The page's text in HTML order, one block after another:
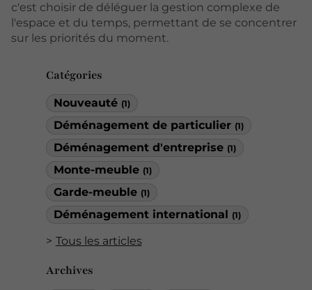
Catégories
Nouveauté (1)
Déménagement de particulier (1)
Déménagement d'entreprise (1)
Monte-meuble (1)
Garde-meuble (1)
Déménagement international (1)
Tous les articles
Archives
c'est choisir de déléguer la gestion complexe de
l'espace et du temps, permettant de se concentrer
sur les priorités du moment.